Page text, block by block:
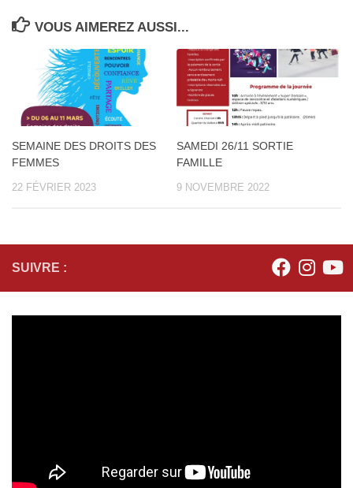
VOUS AIMEREZ AUSSI...
SEMAINE DES DROITS DES
FEMMES
22 FÉVRIER 2023
SAMEDI 26/11 SORTIE
FAMILLE
9 NOVEMBRE 2022
SUIVRE :